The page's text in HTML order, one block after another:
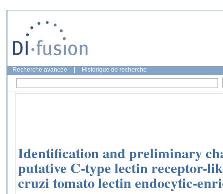
Recherche avancée Historique de recherche
Identification and preliminary
putative C-type lectin receptor-
cruzi tomato lectin endocytic-